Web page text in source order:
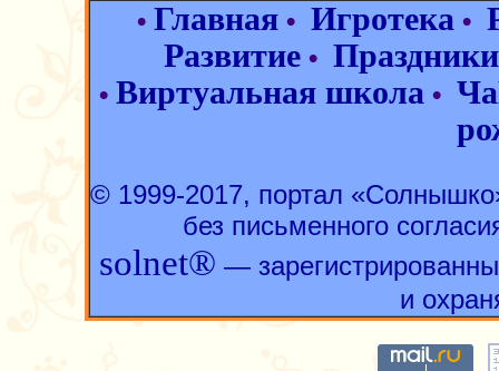
• Главная • Игротека •
Развитие• Праздники
• Виртуальная школа •
© 1999-2017, портал
без письменного
solnet® —
и